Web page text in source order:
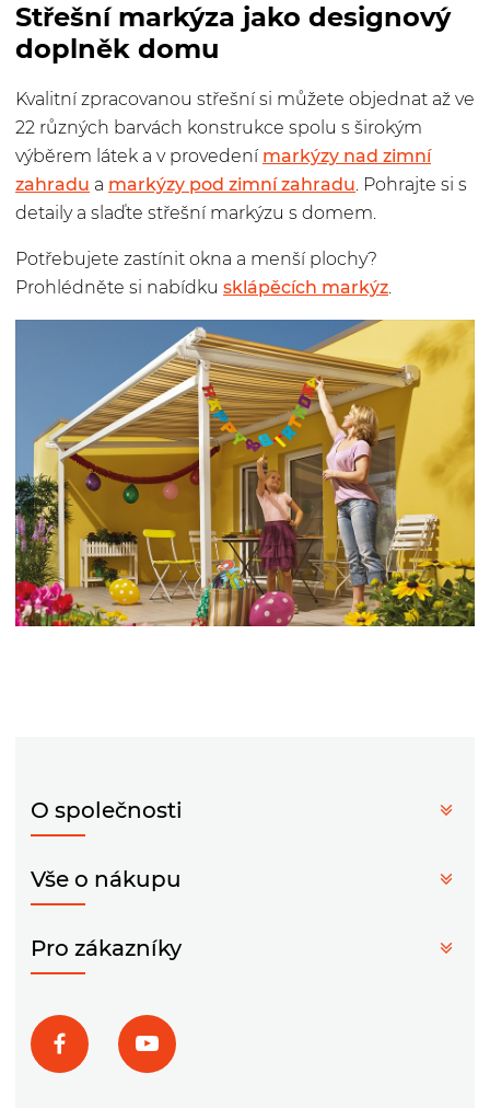
Střešní markýza jako designový
doplněk domu
Kvalitní zpracovanou střešní si můžete objednat až ve
22 různých barvách konstrukce spolu s širokým
výběrem látek a v provedení markýzy nad zimní
zahradu a markýzy pod zimní zahradu. Pohrajte si s
detaily a slaďte střešní markýzu s domem.
Potřebujete zastínit okna a menší plochy?
Prohlédněte si nabídku sklápěcích markýz.
O společnosti
Vše o nákupu
Pro zákazníky